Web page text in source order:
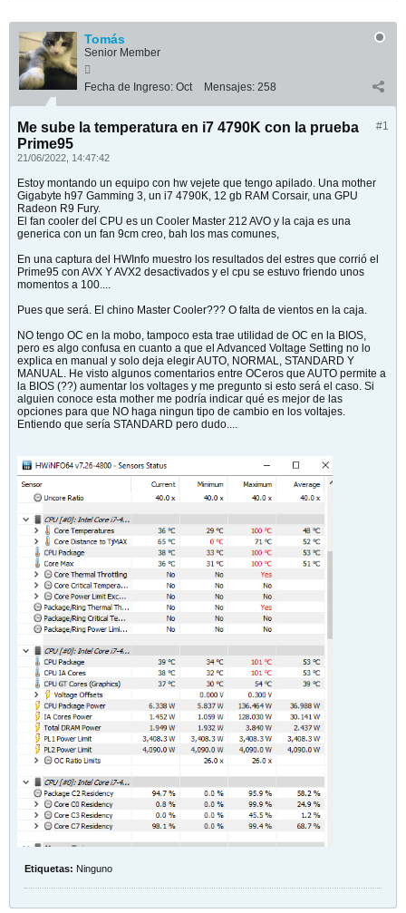
Tomás
Senior Member
Fecha de Ingreso: Oct Mensajes: 258
#1
Me sube la temperatura en i7 4790K con la prueba
Prime95
21/06/2022, 14:47:42
Estoy montando un equipo con hw vejete que tengo apilado. Una mother
Gigabyte h97 Gamming 3, un i7 4790K, 12 gb RAM Corsair, una GPU
Radeon R9 Fury.
El fan cooler del CPU es un Cooler Master 212 AVO y la caja es una
generica con un fan 9cm creo, bah los mas comunes,
En una captura del HWInfo muestro los resultados del estres que corrió el
Prime95 con AVX Y AVX2 desactivados y el cpu se estuvo friendo unos
momentos a 100....
Pues que será. El chino Master Cooler??? O falta de vientos en la caja.
NO tengo OC en la mobo, tampoco esta trae utilidad de OC en la BIOS,
pero es algo confusa en cuanto a que el Advanced Voltage Setting no lo
explica en manual y solo deja elegir AUTO, NORMAL, STANDARD Y
MANUAL. He visto algunos comentarios entre OCeros que AUTO permite a
la BIOS (??) aumentar los voltages y me pregunto si esto será el caso. Si
alguien conoce esta mother me podría indicar qué es mejor de las
opciones para que NO haga ningun tipo de cambio en los voltajes.
Entiendo que sería STANDARD pero dudo....
Etiquetas: Ninguno